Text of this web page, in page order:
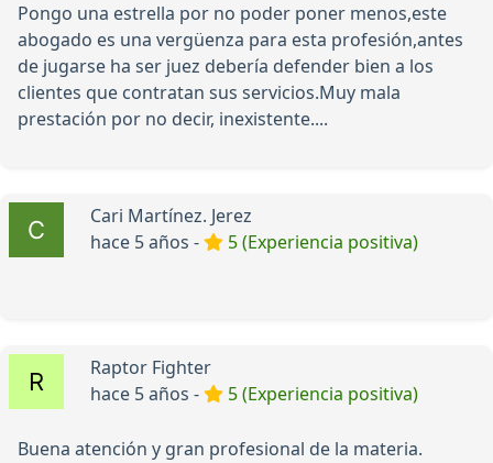
Pongo una estrella por no poder poner menos,este
abogado es una vergüenza para esta profesión,antes
de jugarse ha ser juez debería defender bien a los
clientes que contratan sus servicios.Muy mala
prestación por no decir, inexistente....
Cari Martínez. Jerez
hace 5 años -
5 (Experiencia positiva)
Raptor Fighter
hace 5 años -
5 (Experiencia positiva)
Buena atención y gran profesional de la materia.